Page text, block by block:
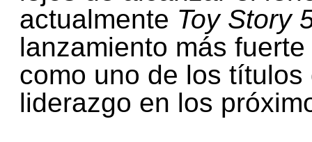
actualmente Toy Story
lanzamiento más
como uno de los
liderazgo en los